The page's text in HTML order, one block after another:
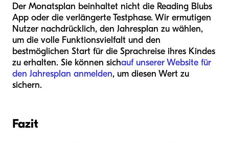
Der Monatsplan beinhaltet nicht die Reading Blubs
App oder die verlängerte Testphase. Wir ermutigen
Nutzer nachdrücklich, den Jahresplan zu wählen,
um die volle Funktionsvielfalt und den
bestmöglichen Start für die Sprachreise ihres Kindes
zu erhalten. Sie können sichauf unserer Website für
den Jahresplan anmelden, um diesen Wert zu
sichern.
Fazit